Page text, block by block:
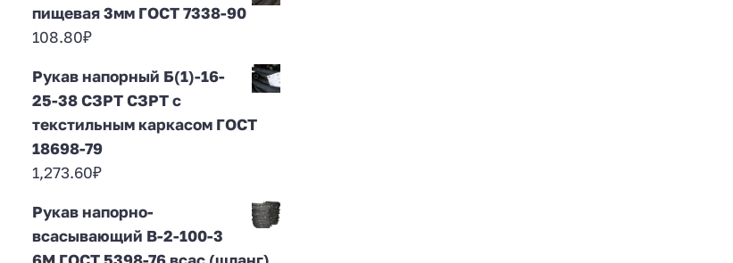
пищевая 3мм ГОСТ 7338-90
108.80₽
Рукав напорный Б(1)-16-
25-38 СЗРТ СЗРТ с
текстильным каркасом ГОСТ
18698-79
1,273.60₽
Рукав напорно-
всасывающий В-2-100-3